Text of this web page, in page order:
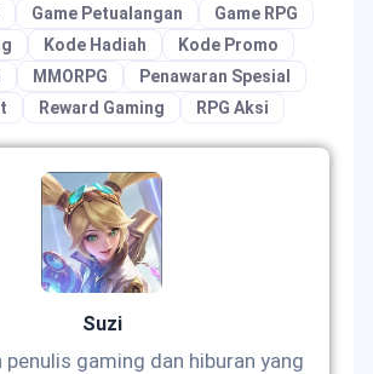
Game Petualangan
Game RPG
Kode Hadiah
Kode Promo
MMORPG
Penawaran Spesial
Reward Gaming RPG Aksi
Suzi
penulis gaming dan hiburan yang